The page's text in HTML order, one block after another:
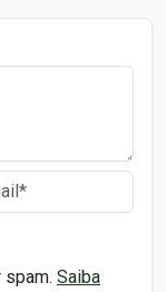
Saiba